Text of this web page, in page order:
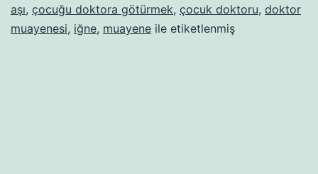
doktor,
derdime
aşı, çocuğu doktora götürmek, çocuk doktoru, doktor
muayenesi, iğne, muayene ile etiketlenmiş